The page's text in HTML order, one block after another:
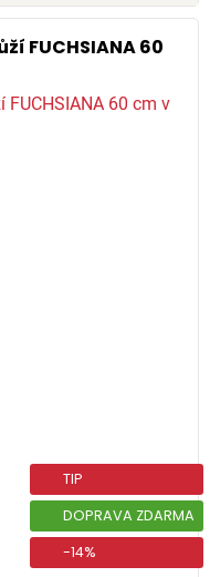
FUCHSIANA 60
TIP
DOPRAVA ZDARMA
-14%